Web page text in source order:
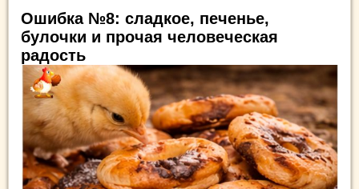
Ошибка №8: сладкое, печенье,
булочки и прочая человеческая
радость